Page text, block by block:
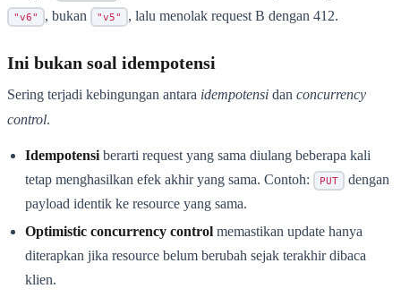
"v6" , bukan "v5" , lalu menolak request B dengan 412.
Ini bukan soal idempotensi
Sering terjadi kebingungan antara idempotensi dan concurrency
control.
Idempotensi berarti request yang sama diulang beberapa kali
tetap menghasilkan efek akhir yang sama. Contoh:
PUT
dengan
payload identik ke resource yang sama.
Optimistic concurrency control memastikan update hanya
diterapkan jika resource belum berubah sejak terakhir dibaca
klien.